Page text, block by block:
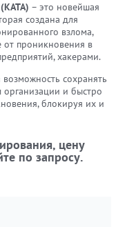
– это новейшая
создана для
взлома,
проникновения в
хакерами.
возможность сохранять
и быстро
блокируя их и
цену
по запросу.